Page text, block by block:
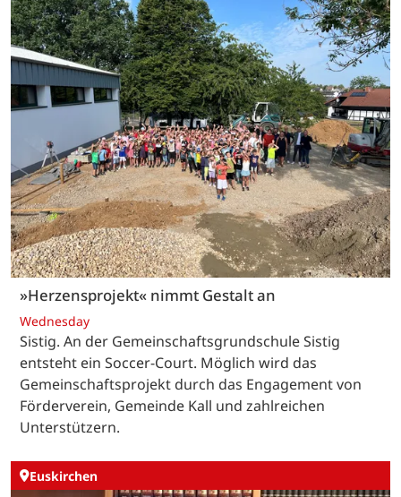
»Herzensprojekt« nimmt Gestalt an
Wednesday
Sistig. An der Gemeinschaftsgrundschule Sistig
entsteht ein Soccer-Court. Möglich wird das
Gemeinschaftsprojekt durch das Engagement von
Förderverein, Gemeinde Kall und zahlreichen
Unterstützern.
Euskirchen